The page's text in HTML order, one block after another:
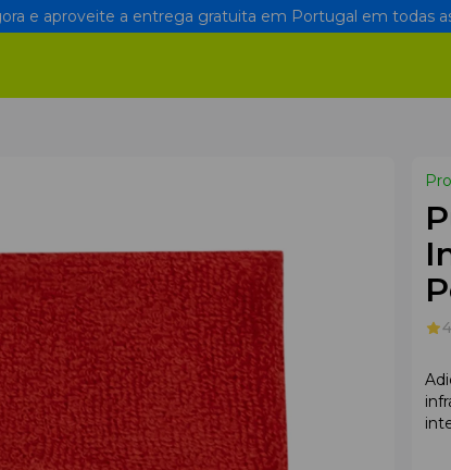
e aproveite a entrega gratuita em Portugal em todas